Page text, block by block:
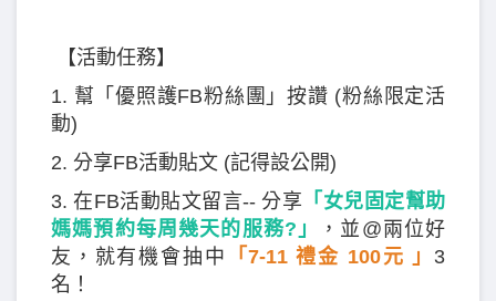
【活動任務】
1. 幫「優照護FB粉絲團」按讚 (粉絲限定活
動)
2. 分享FB活動貼文 (記得設公開)
3. 在FB活動貼文留言-- 分享 「女兒固定幫助
媽媽預約每周幾天的服務?」
，並@兩位好
友，就有機會抽中
「7-11 禮金 100元 」 3
名！